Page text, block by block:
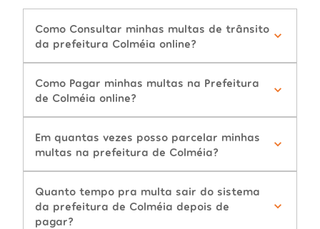
Como Consultar minhas multas de trânsito
da prefeitura Colméia online?
Como Pagar minhas multas na Prefeitura
de Colméia online?
Em quantas vezes posso parcelar minhas
multas na prefeitura de Colméia?
Quanto tempo pra multa sair do sistema
da prefeitura de Colméia depois de
pagar?